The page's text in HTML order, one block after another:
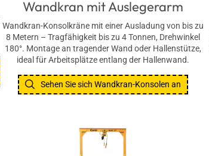
Wandkran mit Auslegerarm
Wandkran-Konsolkräne mit einer Ausladung von bis zu
8 Metern – Tragfähigkeit bis zu 4 Tonnen, Drehwinkel
180°. Montage an tragender Wand oder Hallenstütze,
ideal für Arbeitsplätze entlang der Hallenwand.
Sehen Sie sich Wandkran-Konsolen an